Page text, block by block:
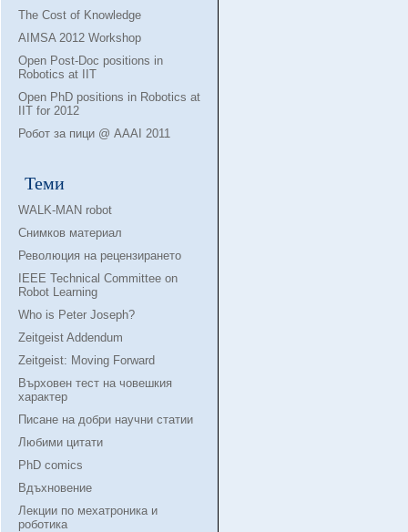
The Cost of Knowledge
AIMSA 2012 Workshop
Open Post-Doc positions in
Robotics at IIT
Open PhD positions in Robotics at
IIT for 2012
Робот за пици @ AAAI 2011
Теми
WALK-MAN robot
Снимков материал
Революция на рецензирането
IEEE Technical Committee on
Robot Learning
Who is Peter Joseph?
Zeitgeist Addendum
Zeitgeist: Moving Forward
Върховен тест на човешкия
характер
Писане на добри научни статии
Любими цитати
PhD comics
Вдъхновение
Лекции по мехатроника и
роботика